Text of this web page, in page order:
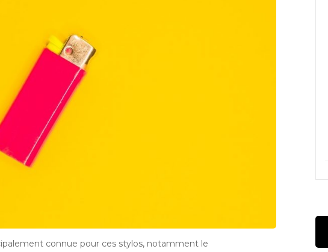
Luxe
Autre
connue pour ces stylos, notamment le